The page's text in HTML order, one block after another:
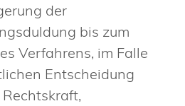
der
bis zum
Verfahrens, im Falle
Entscheidung